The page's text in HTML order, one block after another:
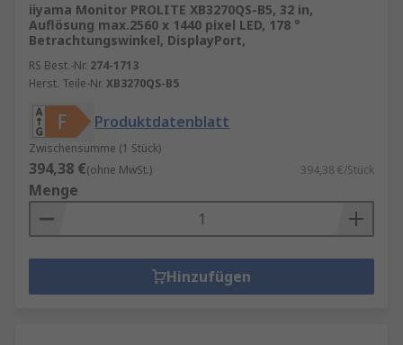
iiyama Monitor PROLITE XB3270QS-B5, 32 in,
Auflösung max.2560 x 1440 pixel LED, 178 °
Betrachtungswinkel, DisplayPort,
RS Best.-Nr. 274-1713
Herst. Teile-Nr. XB3270QS-B5
Produktdatenblatt
Zwischensumme (1 Stück)
394,38 €(ohne MwSt.) 394,38 €/Stück
Menge
Hinzufügen